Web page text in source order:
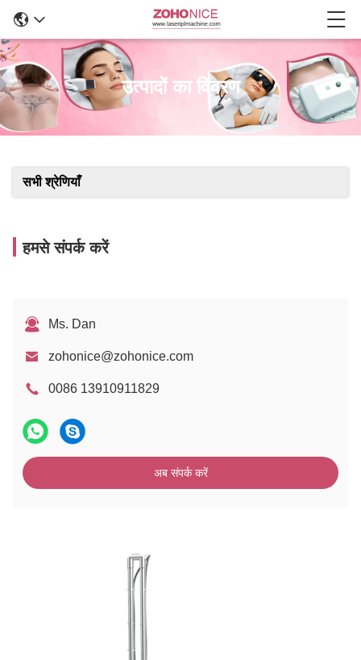
उत्पादों का विवरण
सभी श्रेणियाँ
हमसे संपर्क करें
Ms. Dan
zohonice@zohonice.com
0086 13910911829
अब संपर्क करें